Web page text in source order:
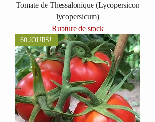
Tomate de Thessalonique (Lycopersicon
lycopersicum)
Rupture de stock
60 JOURS!